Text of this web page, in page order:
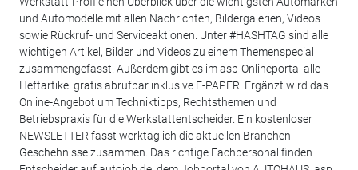
und Automodelle mit allen Nachrichten, Bildergalerien, Videos
sowie Rückruf- und Serviceaktionen. Unter #HASHTAG sind alle
wichtigen Artikel, Bilder und Videos zu einem Themenspecial
zusammengefasst. Außerdem gibt es im asp-Onlineportal alle
Heftartikel gratis abrufbar inklusive E-PAPER. Ergänzt wird das
Online-Angebot um Techniktipps, Rechtsthemen und
Betriebspraxis für die Werkstattentscheider. Ein kostenloser
NEWSLETTER fasst werktäglich die aktuellen Branchen-
Geschehnisse zusammen. Das richtige Fachpersonal finden